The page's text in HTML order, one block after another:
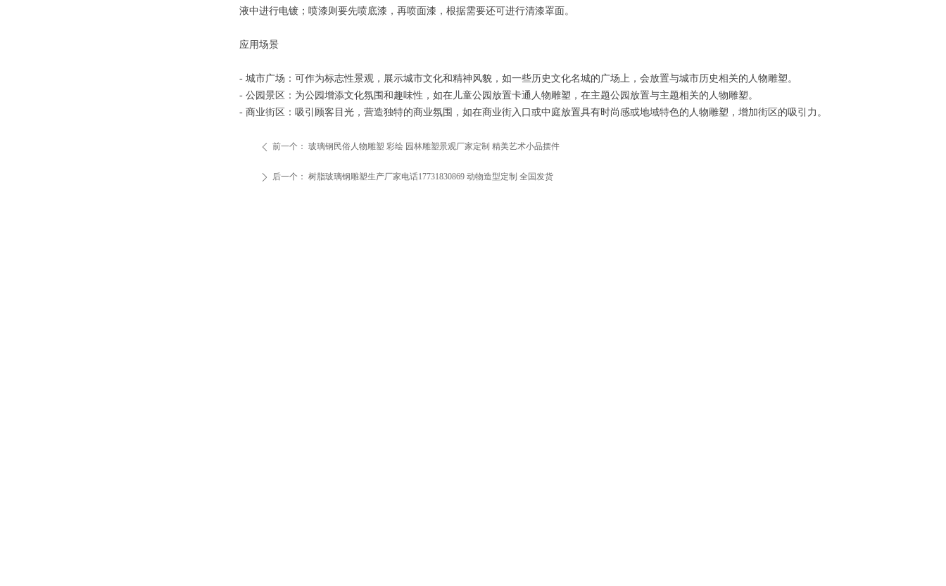
ꄴ 前一个： 玻璃钢民俗人物雕塑 彩绘 园林雕塑景观厂家定制 精美艺术小品摆件
ꄲ 后一个： 树脂玻璃钢雕塑生产厂家电话17731830869 动物造型定制 全国发货
液中进行电镀；喷漆则要先喷底漆，再喷面漆，根据需要还可进行清漆罩面。
应用场景
- 城市广场：可作为标志性景观，展示城市文化和精神风貌，如一些历史文化名城的广场上，会放置与城市历史相关的人物雕塑。
- 公园景区：为公园增添文化氛围和趣味性，如在儿童公园放置卡通人物雕塑，在主题公园放置与主题相关的人物雕塑。
- 商业街区：吸引顾客目光，营造独特的商业氛围，如在商业街入口或中庭放置具有时尚感或地域特色的人物雕塑，增加街区的吸引力。